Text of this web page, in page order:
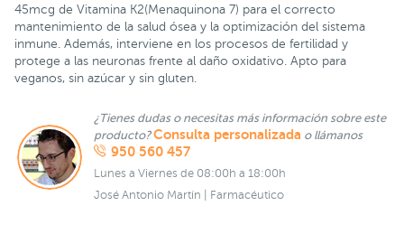
45mcg de Vitamina K2(Menaquinona 7) para el correcto
mantenimiento de la salud ósea y la optimización del sistema
inmune. Además, interviene en los procesos de fertilidad y
protege a las neuronas frente al daño oxidativo. Apto para
veganos, sin azúcar y sin gluten.
¿Tienes dudas o necesitas más información sobre este
producto?Consulta personalizada o llámanos
950 560 457
Lunes a Viernes de 08:00h a 18:00h
José Antonio Martín | Farmacéutico